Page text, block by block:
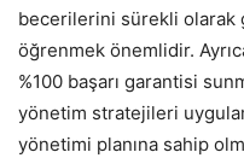
becerilerini sürekli
öğrenmek önemlidir.
%100 başarı garantisi
yönetim stratejileri
yönetimi planına sahip